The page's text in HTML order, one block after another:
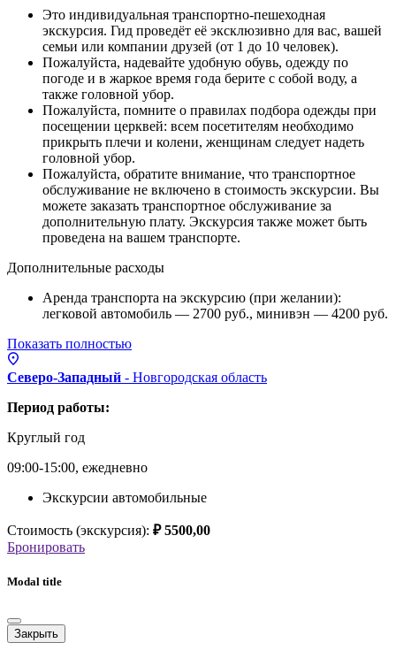
Это индивидуальная транспортно-пешеходная
экскурсия. Гид проведёт её эксклюзивно для вас, вашей
семьи или компании друзей (от 1 до 10 человек).
Пожалуйста, надевайте удобную обувь, одежду по
погоде и в жаркое время года берите с собой воду, а
также головной убор.
Пожалуйста, помните о правилах подбора одежды при
посещении церквей: всем посетителям необходимо
прикрыть плечи и колени, женщинам следует надеть
головной убор.
Пожалуйста, обратите внимание, что транспортное
обслуживание не включено в стоимость экскурсии. Вы
можете заказать транспортное обслуживание за
дополнительную плату. Экскурсия также может быть
проведена на вашем транспорте.
Дополнительные расходы
Аренда транспорта на экскурсию (при желании):
легковой автомобиль — 2700 руб., минивэн — 4200 руб.
Показать полностью
Северо-Западный - Новгородская область
Период работы:
Круглый год
09:00-15:00, ежедневно
Экскурсии автомобильные
Стоимость (экскурсия): ₽ 5500,00
Бронировать
Modal title
Закрыть